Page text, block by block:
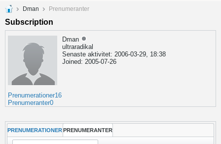
Dman Prenumeranter
Subscription
Dman
ultraradikal
Senaste aktivitet: 2006-03-29, 18:38
Joined: 2005-07-26
Prenumerationer16
Prenumeranter0
PRENUMERATIONER PRENUMERANTER